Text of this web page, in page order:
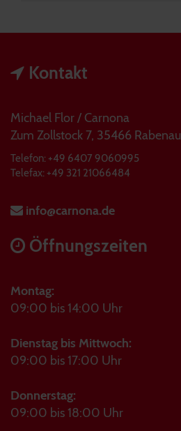
Kontakt
Michael Flor / Carnona
Zum Zollstock 7, 35466 Rabenau
Telefon: +49 6407 9060995
Telefax: +49 321 21066484
info@carnona.de
Öffnungszeiten
Montag:
09:00 bis 14:00 Uhr
Dienstag bis Mittwoch:
09:00 bis 17:00 Uhr
Donnerstag:
09:00 bis 18:00 Uhr